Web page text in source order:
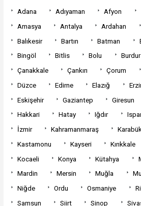
Adana Adıyaman Afyon
Amasya
Antalya Ardahan
Balıkesir
Bartın Batman
Bingöl
Bitlis Bolu Burdur
Çanakkale
Çankırı Çorum
Düzce
Edirne Elazığ
Eskişehir
Gaziantep Giresun
Hakkari
Hatay Iğdır
İzmir
Kahramanmaraş Karabük
Kastamonu
Kayseri Kırıkkale
Kocaeli
Konya Kütahya
Mardin
Mersin Muğla
Niğde
Ordu Osmaniye
Samsun
Siirt Sinop